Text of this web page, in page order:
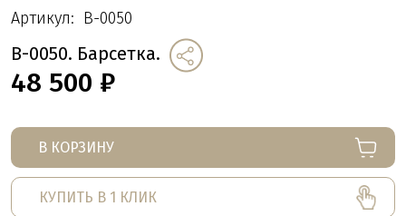
Артикул: B-0050
B-0050. Барсетка.
48 500 ₽
В КОРЗИНУ
КУПИТЬ В 1 КЛИК